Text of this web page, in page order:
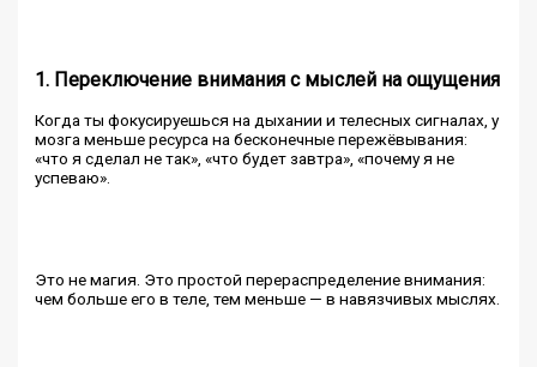
1. Переключение внимания с мыслей на ощущения
Когда ты фокусируешься на дыхании и телесных сигналах, у
мозга меньше ресурса на бесконечные пережёвывания:
«что я сделал не так», «что будет завтра», «почему я не
успеваю».
Это не магия. Это простой перераспределение внимания:
чем больше его в теле, тем меньше — в навязчивых мыслях.